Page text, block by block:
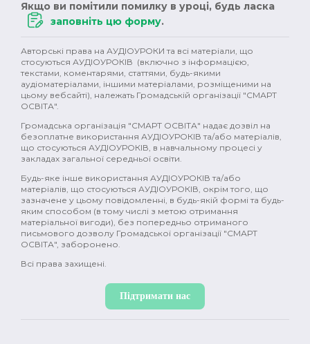
Якщо ви помітили помилку в уроці, будь ласка
заповніть цю форму.
Авторські права на АУДІОУРОКИ та всі матеріали, що
стосуються АУДІОУРОКІВ (включно з інформацією,
текстами, коментарями, статтями, будь-якими
аудіоматеріалами, іншими матеріалами, розміщеними на
цьому вебсайті), належать Громадській організації "СМАРТ
ОСВІТА".
Громадська організація "СМАРТ ОСВІТА" надає дозвіл на
безоплатне використання АУДІОУРОКІВ та/або матеріалів,
що стосуються АУДІОУРОКІВ, в навчальному процесі у
закладах загальної середньої освіти.
Будь-яке інше використання АУДІОУРОКІВ та/або
матеріалів, що стосуються АУДІОУРОКІВ, окрім того, що
зазначене у цьому повідомленні, в будь-якій формі та будь-
яким способом (в тому числі з метою отримання
матеріальної вигоди), без попередньо отриманого
письмового дозволу Громадської організації "СМАРТ
ОСВІТА", заборонено.
Всі права захищені.
Підтримати нас